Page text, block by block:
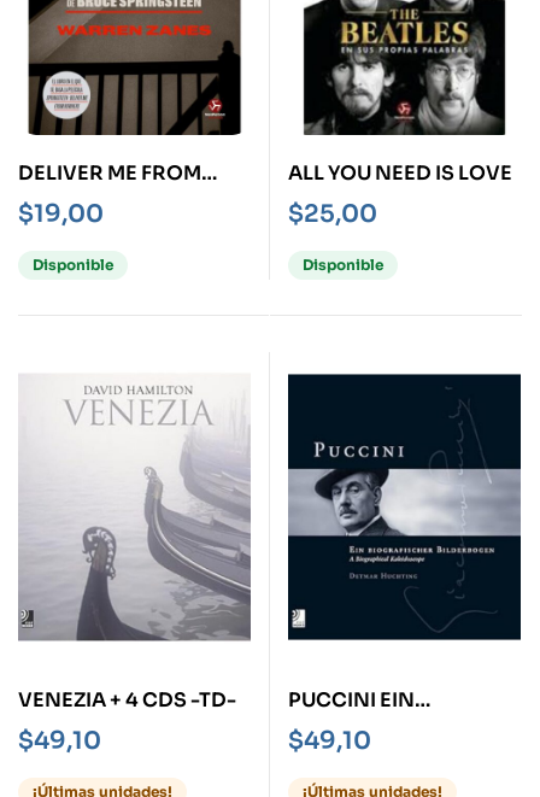
DELIVER ME FROM
NOWHERE
$19,00
Disponible
ALL YOU NEED IS LOVE
$25,00
Disponible
VENEZIA + 4 CDS -TD-
$49,10
¡Últimas unidades!
PUCCINI EIN
BIOGRAFISCHER
BILDERBOGEN A
BIOGRAPHICAL
$49,10
¡Últimas unidades!